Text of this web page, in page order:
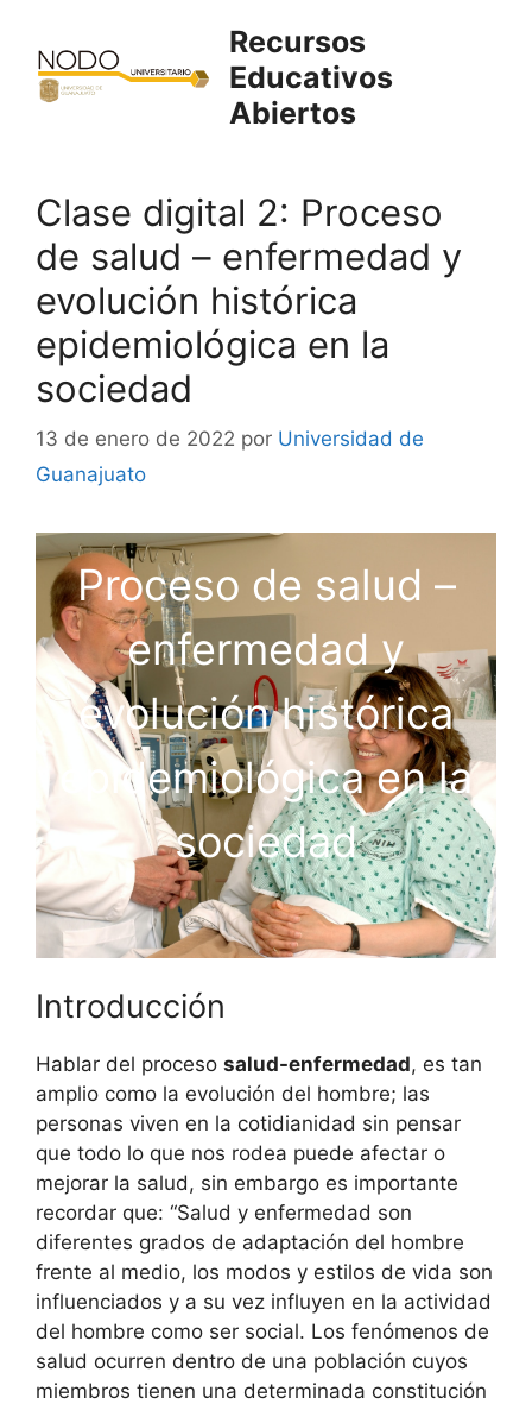
contenido
Recursos
Educativos
Abiertos
Clase digital 2: Proceso
de salud – enfermedad y
evolución histórica
epidemiológica en la
sociedad
13 de enero de 2022 por Universidad de
Guanajuato
Proceso de salud –
enfermedad y
evolución histórica
epidemiológica en la
sociedad
Introducción
Hablar del proceso salud-enfermedad, es tan
amplio como la evolución del hombre; las
personas viven en la cotidianidad sin pensar
que todo lo que nos rodea puede afectar o
mejorar la salud, sin embargo es importante
recordar que: “Salud y enfermedad son
diferentes grados de adaptación del hombre
frente al medio, los modos y estilos de vida son
influenciados y a su vez influyen en la actividad
del hombre como ser social. Los fenómenos de
salud ocurren dentro de una población cuyos
miembros tienen una determinada constitución